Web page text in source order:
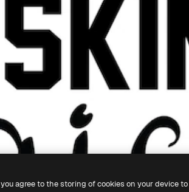
agree to the storing of cookies on your device